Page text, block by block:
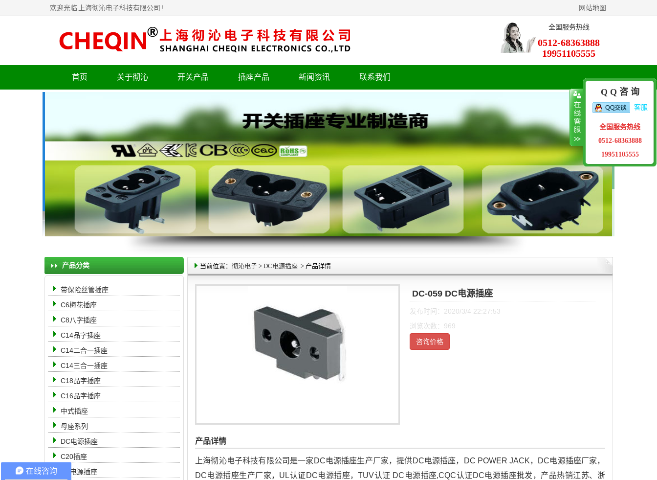
欢迎光临 上海彻沁电子科技有限公司 ! 网站地图
全国服务热线
0512-68363888
19951105555
首页 关于彻沁 开关产品 插座产品 新闻资讯 联系我们
产品分类
带保险丝管插座
C6梅花插座
C8八字插座
C14品字插座
C14二合一插座
C14三合一插座
C18品字插座
C16品字插座
中式插座
母座系列
DC电源插座
C20插座
AC电源插座
当前位置： 彻沁电子 > DC电源插座 > 产品详情
DC-059 DC电源插座
发布时间：2020/3/4 22:27:53
浏览次数：969
咨询价格
产品详情
上海彻沁电子科技有限公司是一家DC电源插座生产厂家，提供DC电源插座，DC POWER JACK，DC电源插座厂家，
DC电源插座生产厂家，UL认证DC电源插座，TUV认证 DC电源插座,CQC认证DC电源插座批发，产品热销江苏、浙
Q Q 咨 询
客服
全国服务热线
0512-68363888
19951105555
在线咨询